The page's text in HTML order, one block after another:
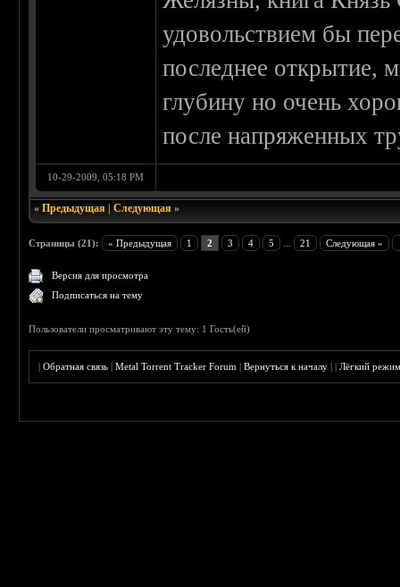
удовольствием бы
последнее открытие,
глубину но очень
после напряженных
10-29-2009, 05:18 PM
«Предыдущая |Следующая »
Страницы (21): « Предыдущая 1 2 3 4 5 21 Следующая »
Версия для просмотра
Подписаться на тему
Пользователи просматривают эту тему: 1 Гость(ей)
|Обратная связь |Metal Torrent Tracker Forum |Вернуться к началу ||Лёгкий